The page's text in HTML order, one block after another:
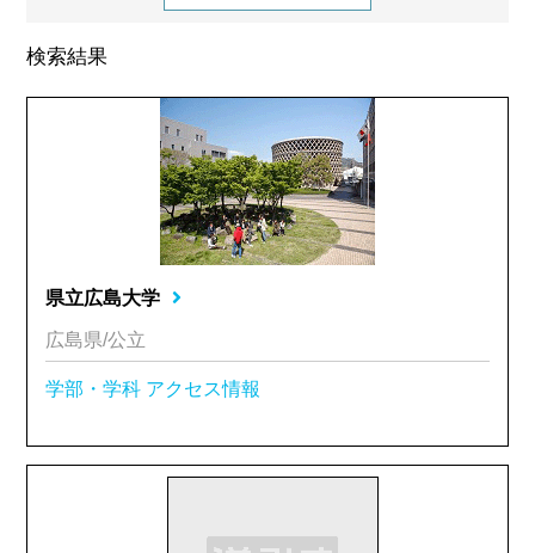
検索結果
県立広島大学
広島県/公立
学部・学科 アクセス情報